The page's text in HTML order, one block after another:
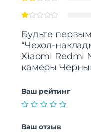
Будьте
“Чехол-
Xiaomi Redmi
камеры
Ваш рейтинг
Ваш отзыв